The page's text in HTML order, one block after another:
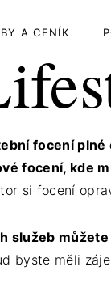
A CENÍK
focení
focení, kde
si focení
služeb
byste měli